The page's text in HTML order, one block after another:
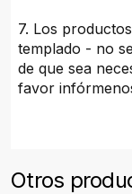
7. Los
templado - no
de que sea
favor
Otros